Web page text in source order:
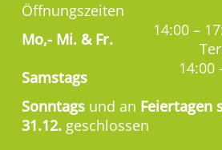
Öffnungszeiten
Mo,- Mi. & Fr.
14:00 –
Samstags
14:00
Sonntags und an Feiertagen
31.12. geschlossen